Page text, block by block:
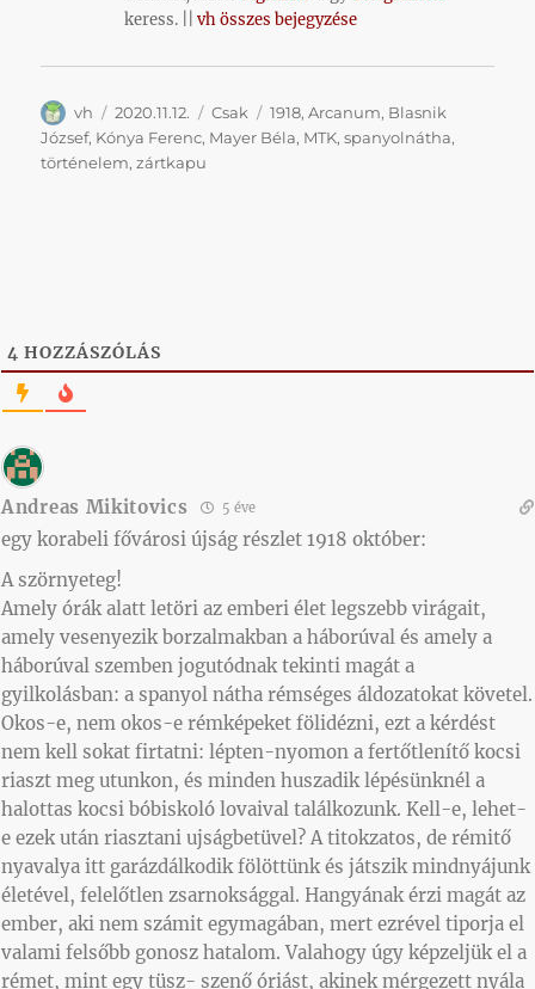
keress. ||vh összes bejegyzése
Szerző
vh Közzétéve
2020.11.12. Kategória
Csak Címke
1918,Arcanum, Blasnik
József, Kónya Ferenc, Mayer Béla, MTK,spanyolnátha,
történelem,zártkapu
4 HOZZÁSZÓLÁS
Andreas Mikitovics 5 éve
egy korabeli fővárosi újság részlet 1918 október:
A szörnyeteg!
Amely órák alatt letöri az emberi élet legszebb virágait,
amely vesenyezik borzalmakban a háborúval és amely a
háborúval szemben jogutódnak tekinti magát a
gyilkolásban: a spanyol nátha rémséges áldozatokat követel.
Okos-e, nem okos-e rémképeket fölidézni, ezt a kérdést
nem kell sokat firtatni: lépten-nyomon a fertőtlenítő kocsi
riaszt meg utunkon, és minden huszadik lépésünknél a
halottas kocsi bóbiskoló lovaival találkozunk. Kell-e, lehet-
e ezek után riasztani ujságbetüvel? A titokzatos, de rémitő
nyavalya itt garázdálkodik fölöttünk és játszik mindnyájunk
életével, felelőtlen zsarnoksággal. Hangyának érzi magát az
ember, aki nem számit egymagában, mert ezrével tiporja el
valami felsőbb gonosz hatalom. Valahogy úgy képzeljük el a
rémet, mint egy tüsz- szenő óriást, akinek mérgezett nyála